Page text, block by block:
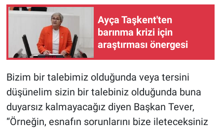
Ayça Taşkent'ten
barınma krizi için
araştırması önergesi
Bizim bir talebimiz olduğunda veya tersini
düşünelim sizin bir talebiniz olduğunda buna
duyarsız kalmayacağız diyen Başkan Tever,
“Örneğin, esnafın sorunlarını bize ileteceksiniz